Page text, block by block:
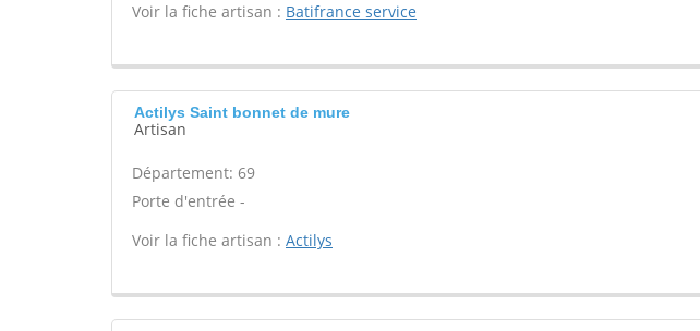
Voir la fiche artisan : Batifrance service
Actilys Saint bonnet de mure
Artisan
Département: 69
Porte d'entrée -
Voir la fiche artisan : Actilys